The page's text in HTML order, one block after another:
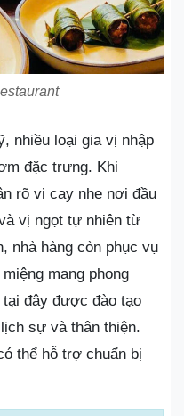
nhiều loại gia vị nhập
đặc trưng. Khi
rõ vị cay nhẹ nơi đầu
vị ngọt tự nhiên từ
nhà hàng còn phục vụ
mang phong
đây được đào tạo
sự và thân thiện.
thể hỗ trợ chuẩn bị